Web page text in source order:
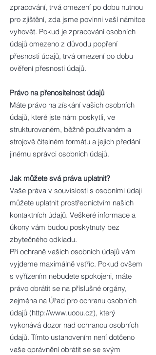
zpracování, trvá omezení po dobu nutnou
pro zjištění, zda jsme povinni vaší námitce
vyhovět. Pokud je zpracování osobních
údajů omezeno z důvodu popření
přesnosti údajů, trvá omezení po dobu
ověření přesnosti údajů.
Právo na přenositelnost údajů
Máte právo na získání vašich osobních
údajů, které jste nám poskytli, ve
strukturovaném, běžně používaném a
strojově čitelném formátu a jejich předání
jinému správci osobních údajů.
Jak můžete svá práva uplatnit?
Vaše práva v souvislosti s osobními údaji
můžete uplatnit prostřednictvím našich
kontaktních údajů. Veškeré informace a
úkony vám budou poskytnuty bez
zbytečného odkladu.
Při ochraně vašich osobních údajů vám
vyjdeme maximálně vstříc. Pokud ovšem
s vyřízením nebudete spokojeni, máte
právo obrátit se na příslušné orgány,
zejména na Úřad pro ochranu osobních
údajů (http://www.uoou.cz), který
vykonává dozor nad ochranou osobních
údajů. Tímto ustanovením není dotčeno
vaše oprávnění obrátit se se svým